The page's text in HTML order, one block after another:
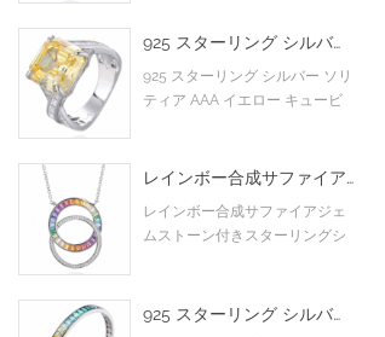
925 スターリング シルバー ソリティア AAA イエロー キュービック ジルコニア ツイスト クリス クロス インフィニティ エンゲージ リング
925 スターリング シルバー ソリ
ティア AAA イエロー キュービ
ゲージ リング
レインボー合成サファイアジェムストーン付きスターリングシルバーエタニティネックレス
レインボー合成サファイアジェ
ムストーン付きスターリングシ
925 スターリング シルバー ホワイト ゴールド フラッシュ メッキ バゲット カラフルな CZ キュービック ジルコニア カフ バングル